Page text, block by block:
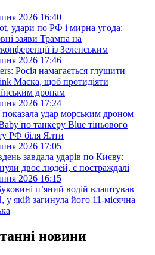
2026 16:40
удари по РФ і мирна угода:
заяви Трампа на
із Зеленським
2026 17:46
Росія намагається глушити
Маска, щоб протидіяти
дронам
2026 17:24
удар морським дроном
по танкеру Blue тіньового
РФ біля Ялти
2026 17:05
завдала ударів по Києву:
двоє людей, є постраждалі
2026 16:15
п’яний водій влаштував
якій загинула його 11-місячна
новини